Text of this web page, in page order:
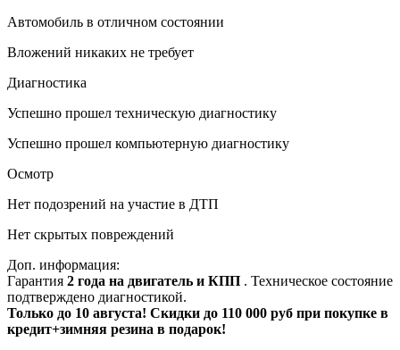
Автомобиль в отличном состоянии
Вложений никаких не требует
Диагностика
Успешно прошел техническую диагностику
Успешно прошел компьютерную диагностику
Осмотр
Нет подозрений на участие в ДТП
Нет скрытых повреждений
Доп. информация:
Гарантия 2 года на двигатель и КПП . Техническое состояние
подтверждено диагностикой.
Только до 10 августа! Скидки до 110 000 руб при покупке в
кредит+зимняя резина в подарок!